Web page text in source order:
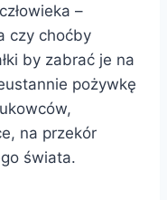
–
czy choćby
by zabrać je na
pożywkę
na przekór
świata.